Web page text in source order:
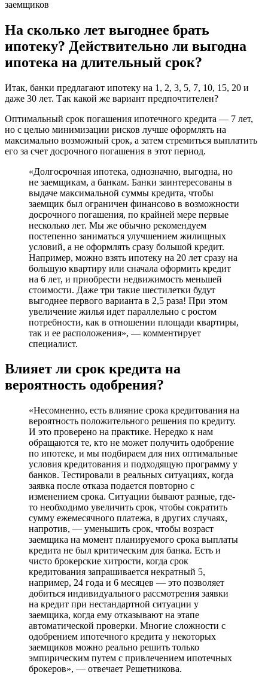
На сколько лет выгоднее брать
ипотеку? Действительно ли выгодна
ипотека на длительный срок?
Итак, банки предлагают ипотеку на 1, 2, 3, 5, 7, 10, 15, 20 и
даже 30 лет. Так какой же вариант предпочтителен?
Оптимальный срок погашения ипотечного кредита — 7 лет,
но с целью минимизации рисков лучше оформлять на
максимально возможный срок, а затем стремиться выплатить
его за счет досрочного погашения в этот период.
«Долгосрочная ипотека, однозначно, выгодна, но
не заемщикам, а банкам. Банки заинтересованы в
выдаче максимальной суммы кредита, чтобы
заемщик был ограничен финансово в возможности
досрочного погашения, по крайней мере первые
несколько лет. Мы же обычно рекомендуем
постепенно заниматься улучшением жилищных
условий, а не оформлять сразу большой кредит.
Например, можно взять ипотеку на 20 лет сразу на
большую квартиру или сначала оформить кредит
на 6 лет, и приобрести недвижимость меньшей
стоимости. Даже три такие шестилетки будут
выгоднее первого варианта в 2,5 раза! При этом
увеличение жилья идет параллельно с ростом
потребности, как в отношении площади квартиры,
так и ее расположения», — комментирует
специалист.
Влияет ли срок кредита на
вероятность одобрения?
«Несомненно, есть влияние срока кредитования на
вероятность положительного решения по кредиту.
И это проверено на практике. Нередко к нам
обращаются те, кто не может получить одобрение
по ипотеке, и мы подбираем для них оптимальные
условия кредитования и подходящую программу у
банков. Тестировали в реальных ситуациях, когда
заявка после отказа подается повторно с
изменением срока. Ситуации бывают разные, где-
то необходимо увеличить срок, чтобы сократить
сумму ежемесячного платежа, в других случаях,
напротив, — уменьшить срок, чтобы возраст
заемщика на момент планируемого срока выплаты
кредита не был критическим для банка. Есть и
чисто брокерские хитрости, когда срок
кредитования запрашивается некратный 5,
например, 24 года и 6 месяцев — это позволяет
добиться индивидуального рассмотрения заявки
на кредит при нестандартной ситуации у
заемщика, когда ему отказывают на этапе
автоматической проверки. Многие сложности с
одобрением ипотечного кредита у некоторых
заемщиков можно реально решить только
эмпирическим путем с привлечением ипотечных
брокеров», — отвечает Решетникова.